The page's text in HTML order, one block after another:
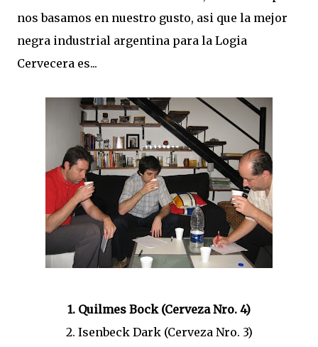
nos basamos en nuestro gusto, asi que la mejor
negra industrial argentina para la Logia
Cervecera es...
1. Quilmes Bock (Cerveza Nro. 4)
2. Isenbeck Dark (Cerveza Nro. 3)